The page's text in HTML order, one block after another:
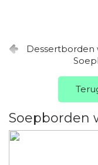
Dessertborden
Soepborden